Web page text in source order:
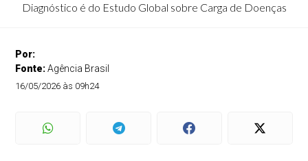
Diagnóstico é do Estudo Global sobre Carga de Doenças
Por:
Fonte:Agência Brasil
16/05/2026 às 09h24